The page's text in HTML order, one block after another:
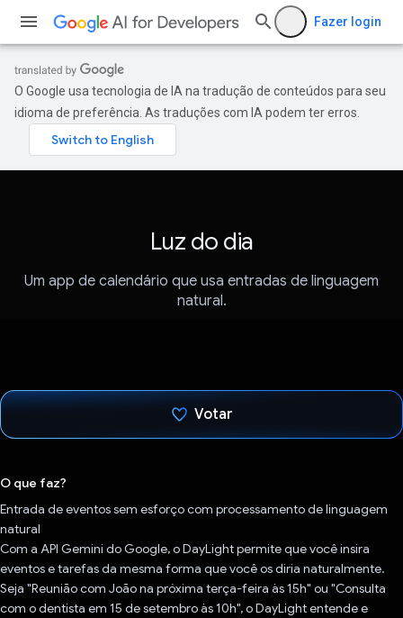
Fazer login
O Google usa tecnologia de IA na tradução de conteúdos para seu
idioma de preferência. As traduções com IA podem ter erros.
Luz do dia
Um app de calendário que usa entradas de linguagem
natural.
Votar
O que faz?
Entrada de eventos sem esforço com processamento de linguagem
natural
Com a API Gemini do Google, o DayLight permite que você insira
eventos e tarefas da mesma forma que você os diria naturalmente.
Seja "Reunião com João na próxima terça-feira às 15h" ou "Consulta
com o dentista em 15 de setembro às 10h", o DayLight entende e